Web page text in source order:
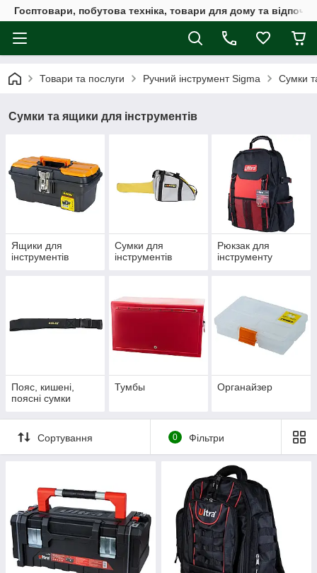
Госптовари, побутова техніка, товари для дому та
Товари та послуги Ручний інструмент Sigma Сумки
Сумки та ящики для інструментів
Ящики для
інструментів
Сумки для
інструментів
Рюкзак для
інструменту
Пояс, кишені,
поясні сумки
Тумбы Органайзер
Сортування 0 Фільтри